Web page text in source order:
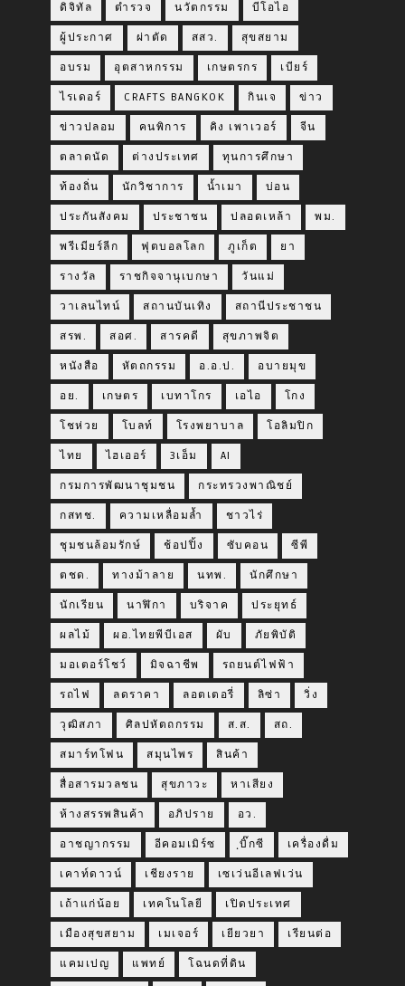
ดิจิทัล ตำรวจ นวัตกรรม บีโอไอ
ผู้ประกาศ ผ่าตัด สสว. สุขสยาม
อบรม อุตสาหกรรม เกษตรกร เบียร์
ไรเดอร์ CRAFTS BANGKOK กินเจ ข่าว
ข่าวปลอม คนพิการ คิง เพาเวอร์ จีน
ตลาดนัด ต่างประเทศ ทุนการศึกษา
ท้องถิ่น นักวิชาการ น้ำเมา บ่อน
ประกันสังคม ประชาชน ปลอดเหล้า พม.
พรีเมียร์ลีก ฟุตบอลโลก ภูเก็ต ยา
รางวัล ราชกิจจานุเบกษา วันแม่
วาเลนไทน์ สถานบันเทิง สถานีประชาชน
สรพ. สอศ. สารคดี สุขภาพจิต
หนังสือ หัตถกรรม อ.อ.ป. อบายมุข
อย. เกษตร เบทาโกร เอไอ โกง
โชห่วย โบลท์ โรงพยาบาล โอลิมปิก
ไทย ไฮเออร์ 3เอ็ม AI
กรมการพัฒนาชุมชน กระทรวงพาณิชย์
กสทช. ความเหลื่อมล้ำ ชาวไร่
ชุมชนล้อมรักษ์ ช้อปปิ้ง ซับคอน ซีพี
ตชด. ทางม้าลาย นทพ. นักศึกษา
นักเรียน นาฬิกา บริจาค ประยุทธ์
ผลไม้ ผอ.ไทยพีบีเอส ผับ ภัยพิบัติ
มอเตอร์โชว์ มิจฉาชีพ รถยนต์ไฟฟ้า
รถไฟ ลดราคา ลอตเตอรี่ ลิซ่า วิ่ง
วุฒิสภา ศิลปหัตถกรรม ส.ส. สถ.
สมาร์ทโฟน สมุนไพร สินค้า
สื่อสารมวลชน สุขภาวะ หาเสียง
ห้างสรรพสินค้า อภิปราย อว.
อาชญากรรม อีคอมเมิร์ซ ฺบิ๊กซี เครื่องดื่ม
เคาท์ดาวน์ เชียงราย เซเว่นอีเลฟเว่น
เถ้าแก่น้อย เทคโนโลยี เปิดประเทศ
เมืองสุขสยาม เมเจอร์ เยียวยา เรียนต่อ
แคมเปญ แพทย์ โฉนดที่ดิน